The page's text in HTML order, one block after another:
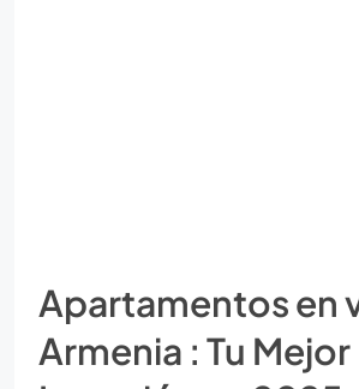
Apartamentos en
Armenia : Tu Mejor